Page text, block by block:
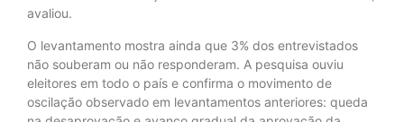
avaliou.
O levantamento mostra ainda que 3% dos entrevistados
não souberam ou não responderam. A pesquisa ouviu
eleitores em todo o país e confirma o movimento de
oscilação observado em levantamentos anteriores: queda